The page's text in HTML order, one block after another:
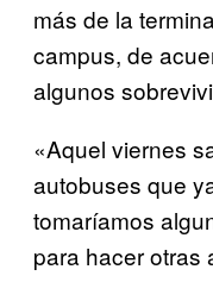
más de la
campus, de
algunos
«Aquel viernes
autobuses que
tomaríamos
para hacer otras